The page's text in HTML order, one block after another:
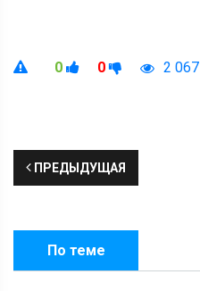
0 0 2 067
ПРЕДЫДУЩАЯ
По теме